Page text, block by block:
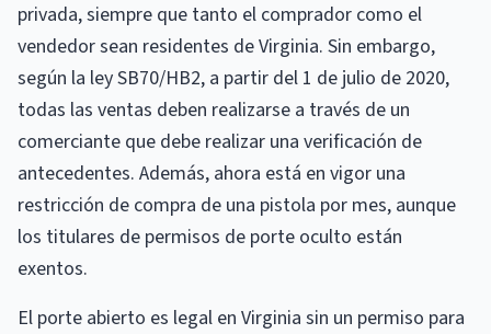
privada, siempre que tanto el comprador como el
vendedor sean residentes de Virginia. Sin embargo,
según la ley SB70/HB2, a partir del 1 de julio de 2020,
todas las ventas deben realizarse a través de un
comerciante que debe realizar una verificación de
antecedentes. Además, ahora está en vigor una
restricción de compra de una pistola por mes, aunque
los titulares de permisos de porte oculto están
exentos.
El porte abierto es legal en Virginia sin un permiso para